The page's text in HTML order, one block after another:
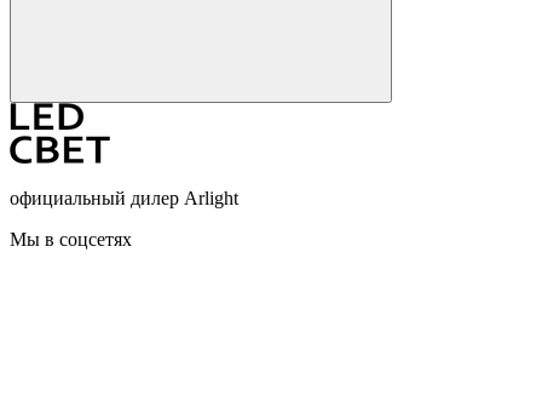
официальный дилер Arlight
Мы в соцсетях